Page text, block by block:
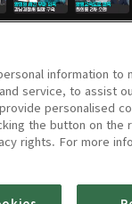
8/6 KBS •
2분
8/5 채널A
• 1시간
information to
service, to assist
personalised
the button on the
rights. For more